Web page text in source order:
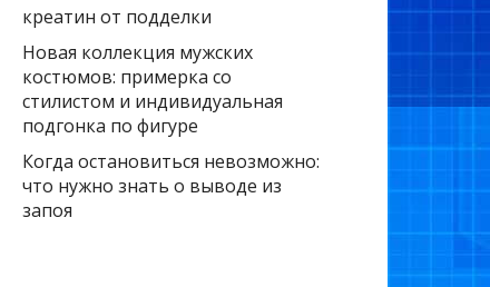
креатин от подделки
Новая коллекция мужских
костюмов: примерка со
стилистом и индивидуальная
подгонка по фигуре
Когда остановиться невозможно:
что нужно знать о выводе из
запоя